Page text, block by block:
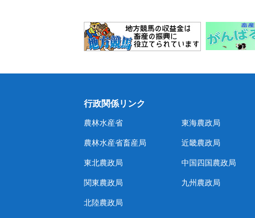
行政関係リンク
農林水産省
農林水産省畜産局
東北農政局
関東農政局
北陸農政局
東海農政局
近畿農政局
中国四国農政局
九州農政局